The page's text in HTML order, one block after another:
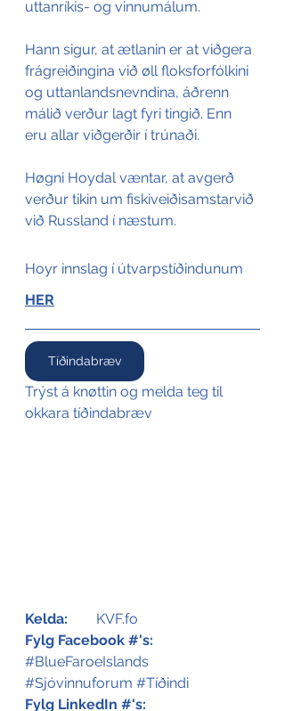
uttanríkis- og vinnumálum.
Hann sigur, at ætlanin er at viðgera
frágreiðingina við øll floksforfólkini
og uttanlandsnevndina, áðrenn
málið verður lagt fyri tingið. Enn
eru allar viðgerðir í trúnaði.
Høgni Hoydal væntar, at avgerð
verður tikin um fiskiveiðisamstarvið
við Russland í næstum.
Hoyr innslag í útvarpstíðindunum
HER
Tíðindabræv
Trýst á knøttin og melda teg til
okkara tíðindabræv
Kelda:
	KVF.fo
Fylg Facebook #'s:
#BlueFaroeIslands
#Sjóvinnuforum #Tíðindi
Fylg LinkedIn #'s: